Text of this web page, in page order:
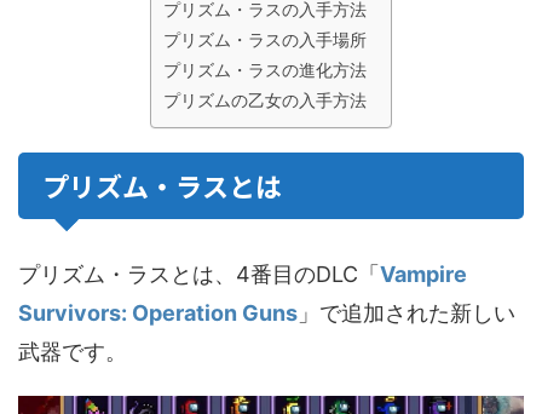
プリズム・ラスの入手方法
プリズム・ラスの入手場所
プリズム・ラスの進化方法
プリズムの乙女の入手方法
プリズム・ラスとは
プリズム・ラスとは、4番目のDLC「 Vampire
Survivors: Operation Guns 」で追加された新しい
武器です。